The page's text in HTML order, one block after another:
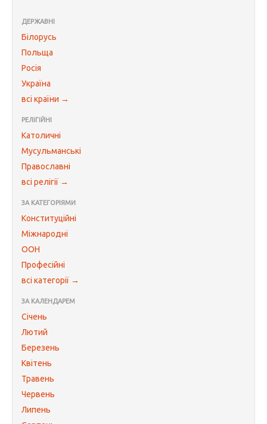
ДЕРЖАВНІ
Білорусь
Польща
Росія
Україна
всі країни →
РЕЛІГІЙНІ
Католичні
Мусульманські
Православні
всі релігії →
ЗА КАТЕГОРІЯМИ
Конституційні
Міжнародні
ООН
Професійні
всі категорії →
ЗА КАЛЕНДАРЕМ
Січень
Лютий
Березень
Квітень
Травень
Червень
Липень